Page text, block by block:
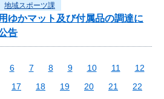
地域スポーツ課
ゆかマット及び付属品の調達に
告
6 7 8 9 10 11
12
17 18 19 20 21
22